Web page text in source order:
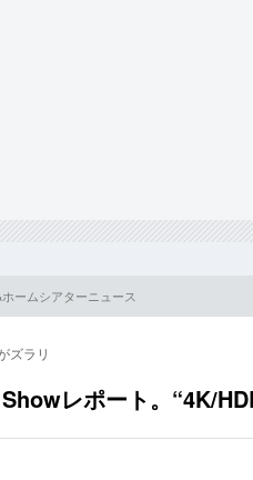
ホームシアターニュース
ズラリ
レポート。“4K/